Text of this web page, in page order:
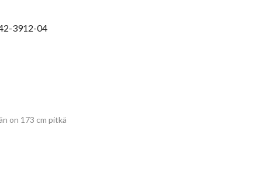
€.
50,38 €.
3912-04
on 173 cm pitkä